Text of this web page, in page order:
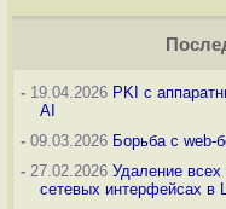
- 19.04.2026 PKI с
AI
- 09.03.2026 Борьба с web-
- 27.02.2026 Удаление
сетевых интерфейсах в